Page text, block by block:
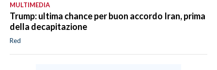
MULTIMEDIA
Trump: ultima chance per buon accordo Iran, prima
della decapitazione
Red